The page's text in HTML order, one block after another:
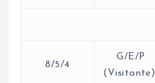
8/5/4
G/E/P
(Visitante)